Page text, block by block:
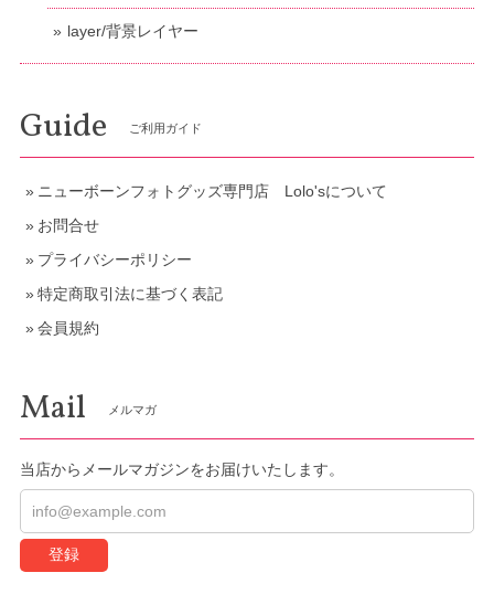
layer/背景レイヤー
Guide ご利用ガイド
ニューボーンフォトグッズ専門店 Lolo'sについて
お問合せ
プライバシーポリシー
特定商取引法に基づく表記
会員規約
Mail メルマガ
当店からメールマガジンをお届けいたします。
登録